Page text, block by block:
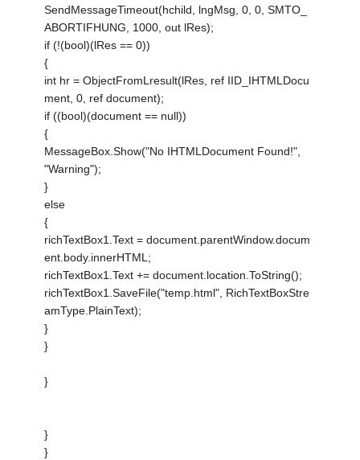
SendMessageTimeout(hchild, lngMsg, 0, 0, SMTO_
ABORTIFHUNG, 1000, out lRes);
if (!(bool)(lRes == 0))
{
int hr = ObjectFromLresult(lRes, ref IID_IHTMLDocu
ment, 0, ref document);
if ((bool)(document == null))
{
MessageBox.Show("No IHTMLDocument Found!",
"Warning");
}
else
{
richTextBox1.Text = document.parentWindow.docum
ent.body.innerHTML;
richTextBox1.Text += document.location.ToString();
richTextBox1.SaveFile("temp.html", RichTextBoxStre
amType.PlainText);
}
}
}
}
}